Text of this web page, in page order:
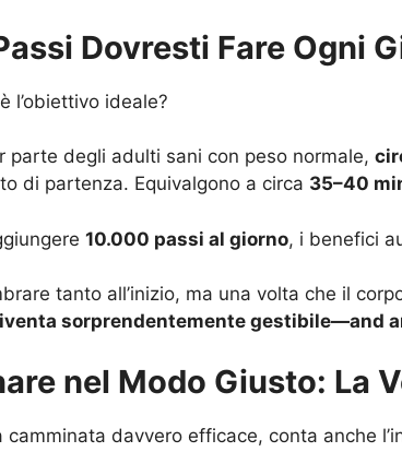
Dovresti Fare Ogni
l’obiettivo ideale?
parte degli adulti sani con peso normale,
di partenza. Equivalgono a circa 35–40
10.000 passi al giorno, i benefici
tanto all’inizio, ma una volta che il
sorprendentemente gestibile—and
nel Modo Giusto: La
camminata davvero efficace, conta anche